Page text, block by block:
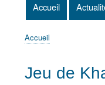
Navigation
principale
Accueil
d'Ariane
Accueil
Jeu de